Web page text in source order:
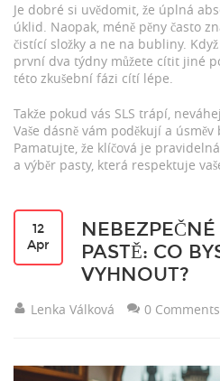
Je dobré si uvědomit, že úplná
úklid. Naopak, méně pěny často
čistící složky a ne na bubliny.
první dva týdny můžete cítit jiné
této zkušební fázi cítí lépe.
Takže pokud vás SLS trápí,
Vaše dásně vám poděkují a
Pamatujte, že klíčová je
a výběr pasty, která respektuje
12
Apr
PASTĚ: CO
VYHNOUT?
Lenka Válková 0 Comments